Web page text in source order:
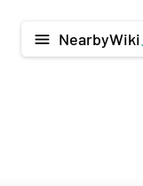
menu NearbyWiki